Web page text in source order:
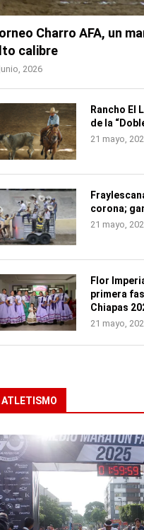
Charro AFA, un
calibre
2026
Rancho El
de la
21 mayo,
corona;
21 mayo,
Flor
primera
Chiapas
21 mayo,
ATLETISMO